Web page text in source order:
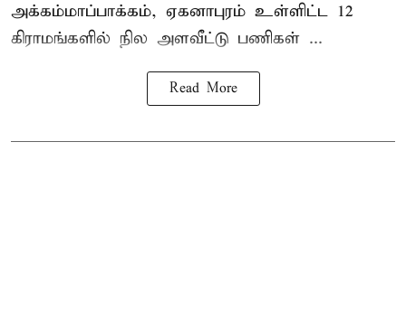
அக்கம்மாப்பாக்கம், ஏகனாபுரம் உள்ளிட்ட 12
கிராமங்களில் நில அளவீட்டு பணிகள் ...
Read More